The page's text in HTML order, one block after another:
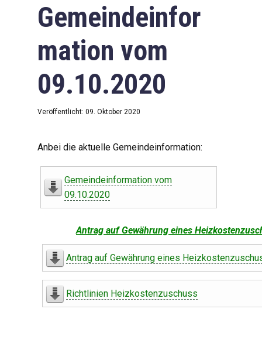
Gemeindeinfor
mation vom
09.10.2020
Veröffentlicht: 09. Oktober 2020
Anbei die aktuelle Gemeindeinformation:
Gemeindeinformation vom
09.10.2020
Antrag auf Gewährung eines
Antrag auf Gewährung eines
Richtlinien Heizkostenzuschuss